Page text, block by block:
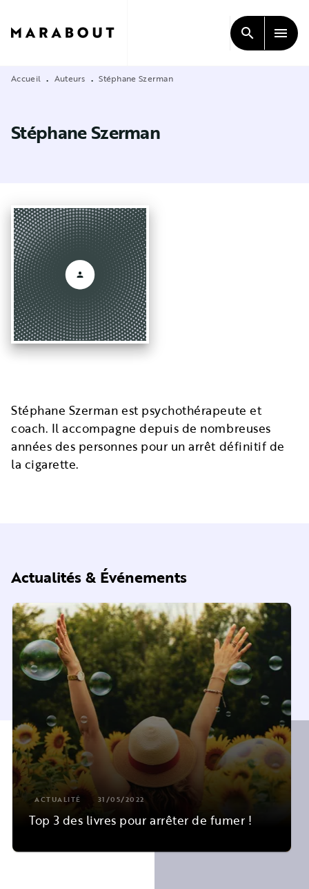
CONTENU
search menu
Accueil • Auteurs • Stéphane Szerman
Stéphane Szerman
Stéphane Szerman est psychothérapeute et
coach. Il accompagne depuis de nombreuses
années des personnes pour un arrêt définitif de
la cigarette.
Actualités & Événements
ACTUALITÉ 31/05/2022
Top 3 des livres pour arrêter de fumer !